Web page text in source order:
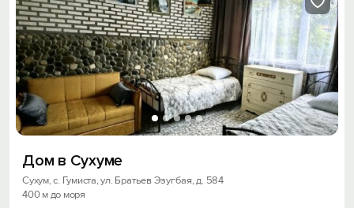
Дом в Сухуме
Сухум, с. Гумиста, ул. Братьев Эзугбая, д. 584
400 м до моря